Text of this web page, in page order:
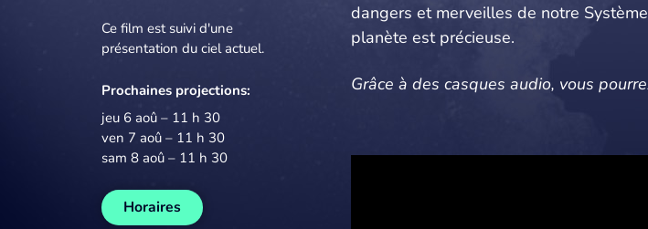
Ce film est suivi d'une
présentation du ciel actuel.
Prochaines projections:
jeu 6 aoû – 11 h 30
ven 7 aoû – 11 h 30
sam 8 aoû – 11 h 30
Horaires
dangers et merveilles de notre
planète est précieuse.
Grâce à des casques audio, vous